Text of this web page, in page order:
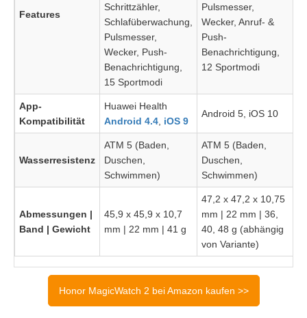
Features
Schrittzähler,
Schlafüberwachung,
Pulsmesser,
Wecker, Push-
Benachrichtigung,
15 Sportmodi
Pulsmesser,
Wecker, Anruf- &
Push-
Benachrichtigung,
12 Sportmodi
App-
Kompatibilität
Huawei Health
Android 4.4 iOS 9
Android 5, iOS 10
Wasserresistenz
ATM 5 (Baden,
Duschen,
Schwimmen)
ATM 5 (Baden,
Duschen,
Schwimmen)
Abmessungen |
Band | Gewicht
45,9 x 45,9 x 10,7
mm | 22 mm | 41 g
47,2 x 47,2 x 10,75
mm | 22 mm | 36,
40, 48 g (abhängig
von Variante)
Honor MagicWatch 2 bei Amazon kaufen >>